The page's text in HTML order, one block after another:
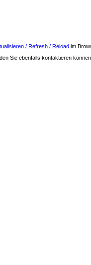
/ Refresh / Reload im
Sie ebenfalls kontaktieren